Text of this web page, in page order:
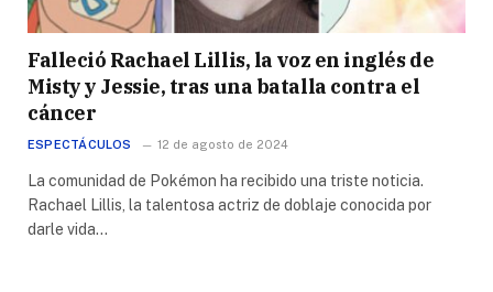
Falleció Rachael Lillis, la voz en inglés de
Misty y Jessie, tras una batalla contra el
cáncer
ESPECTÁCULOS 12 de agosto de 2024
La comunidad de Pokémon ha recibido una triste noticia.
Rachael Lillis, la talentosa actriz de doblaje conocida por
darle vida…